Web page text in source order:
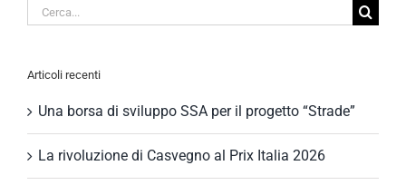
Cerca
Articoli recenti
Una borsa di sviluppo SSA per il progetto “Strade”
La rivoluzione di Casvegno al Prix Italia 2026